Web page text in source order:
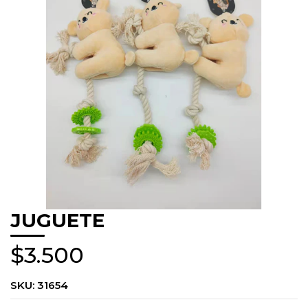
JUGUETE
$3.500
SKU: 31654